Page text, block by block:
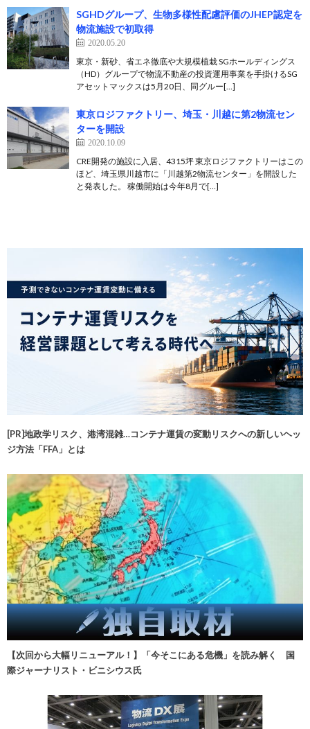
SGHDグループ、生物多様性配慮評価のJHEP認定を
物流施設で初取得
2020.05.20
東京・新砂、省エネ徹底や大規模植栽 SGホールディングス
（HD）グループで物流不動産の投資運用事業を手掛けるSG
アセットマックスは5月20日、同グルー[…]
東京ロジファクトリー、埼玉・川越に第2物流セン
ターを開設
2020.10.09
CRE開発の施設に入居、4315坪 東京ロジファクトリーはこの
ほど、埼玉県川越市に「川越第2物流センター」を開設した
と発表した。 稼働開始は今年8月で[…]
[PR]地政学リスク、港湾混雑…コンテナ運賃の変動リスクへの新しいヘッ
ジ方法「FFA」とは
【次回から大幅リニューアル！】「今そこにある危機」を読み解く 国
際ジャーナリスト・ビニシウス氏